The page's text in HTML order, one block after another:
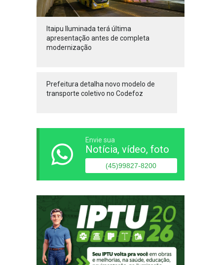
Itaipu Iluminada terá última
apresentação antes de completa
modernização
Prefeitura detalha novo modelo de
transporte coletivo no Codefoz
Envie sua
Notícia, vídeo, foto
(45)99827-8200